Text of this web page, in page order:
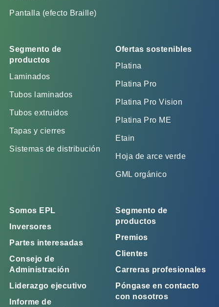
Pantalla (efecto Braille)
Segmento de
productos
Laminados
Tubos laminados
Tubos extruidos
Tapas y cierres
Sistemas de distribución
Ofertas sostenibles
Platina
Platina Pro
Platina Pro Vision
Platina Pro ME
Etain
Hoja de arce verde
GML orgánico
Somos EPL
Inversores
Partes interesadas
Consejo de
Administración
Liderazgo ejecutivo
Informe de
Segmento de
productos
Premios
Clientes
Carreras profesionales
Póngase en contacto
con nosotros